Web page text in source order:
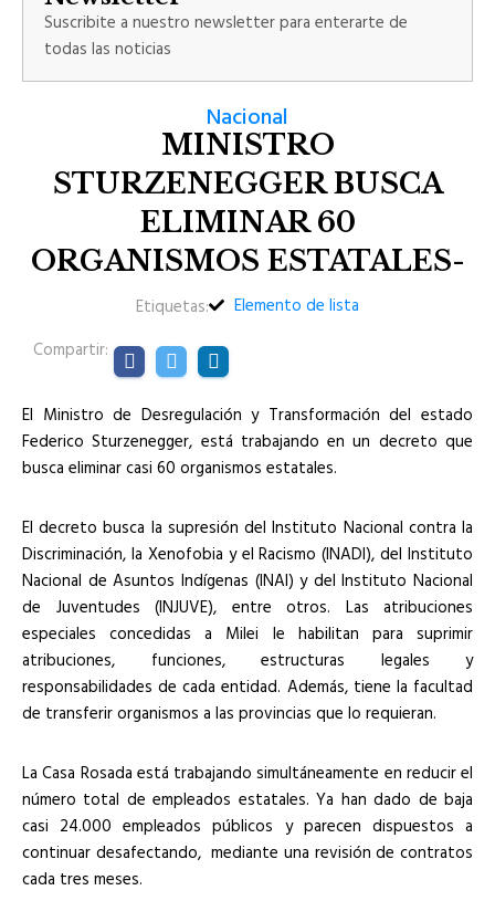
Nacional
MINISTRO
STURZENEGGER BUSCA
ELIMINAR 60
ORGANISMOS ESTATALES-
Etiquetas:
Elemento de lista
Compartir:
El Ministro de Desregulación y Transformación del estado
Federico Sturzenegger, está trabajando en un decreto que
busca eliminar casi 60 organismos estatales.
El decreto busca la supresión del Instituto Nacional contra la
Discriminación, la Xenofobia y el Racismo (INADI), del Instituto
Nacional de Asuntos Indígenas (INAI) y del Instituto Nacional
de Juventudes (INJUVE), entre otros. Las atribuciones
especiales concedidas a Milei le habilitan para suprimir
atribuciones, funciones, estructuras legales y
responsabilidades de cada entidad. Además, tiene la facultad
de transferir organismos a las provincias que lo requieran.
La Casa Rosada está trabajando simultáneamente en reducir el
número total de empleados estatales. Ya han dado de baja
casi 24.000 empleados públicos y parecen dispuestos a
continuar desafectando, mediante una revisión de contratos
cada tres meses.
Suscribite a nuestro newsletter para enterarte de
todas las noticias